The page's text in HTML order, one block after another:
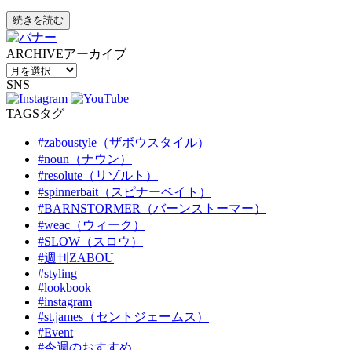
続きを読む
ARCHIVEアーカイブ
SNS
TAGSタグ
#zaboustyle（ザボウスタイル）
#noun（ナウン）
#resolute（リゾルト）
#spinnerbait（スピナーベイト）
#BARNSTORMER（バーンストーマー）
#weac（ウィーク）
#SLOW（スロウ）
#週刊ZABOU
#styling
#lookbook
#instagram
#st.james（セントジェームス）
#Event
#今週のおすすめ